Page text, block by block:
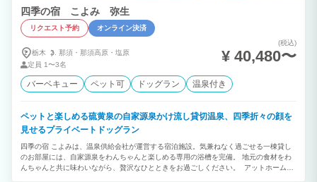
四季の宿 こよみ 弥生
リクエスト予約 オンライン決済
栃木 那須・ 那須高原・ 塩原
定員 1〜3名
(税込)
¥ 40,480〜
バーベキュー ペット可 ドッグラン 温泉付き
ペットと楽しめる硫黄泉の自家源泉かけ流し貸切温泉、四季折々の顔を
見せるプライベートドッグラン
四季の宿 こよみは、温泉供給会社が運営する宿泊施設。気兼ねなく過ごせる一棟貸し
のお部屋には、自家源泉をわんちゃんと楽しめる専用の浴槽を完備。 地元の食材をわ
んちゃんと共に味わいながら、贅沢なひとときをお過ごしください。 アットホームな